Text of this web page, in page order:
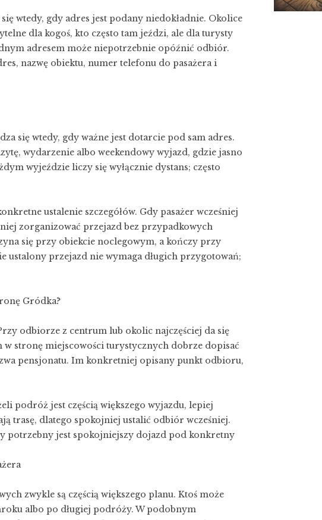
wtedy, gdy adres jest podany niedokładnie. Okolice
dla kogoś, kto często tam jeździ, ale dla turysty
adresem może niepotrzebnie opóźnić odbiór.
nazwę obiektu, numer telefonu do pasażera i
się wtedy, gdy ważne jest dotarcie pod sam adres.
wydarzenie albo weekendowy wyjazd, gdzie jasno
wyjeździe liczy się wyłącznie dystans; często
ustalenie szczegółów. Gdy pasażer wcześniej
zorganizować przejazd bez przypadkowych
się przy obiekcie noclegowym, a kończy przy
ustalony przejazd nie wymaga długich przygotowań;
Gródka?
odbiorze z centrum lub okolic najczęściej da się
stronę miejscowości turystycznych dobrze dopisać
pensjonatu. Im konkretniej opisany punkt odbioru,
podróż jest częścią większego wyjazdu, lepiej
trasę, dlatego spokojniej ustalić odbiór wcześniej.
potrzebny jest spokojniejszy dojazd pod konkretny
zwykle są częścią większego planu. Ktoś może
albo po długiej podróży. W podobnym